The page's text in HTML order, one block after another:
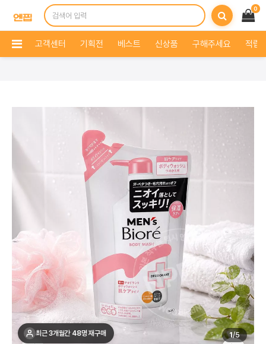
0
고객센터 기획전 베스트 신상품 구해주세요 적립
1/5
최근 3개월간 48명 재구매